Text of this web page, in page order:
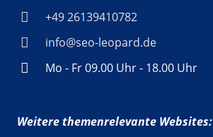
+49 26139410782
info@seo-leopard.de
Mo - Fr 09.00 Uhr - 18.00 Uhr
Weitere themenrelevante Websites: